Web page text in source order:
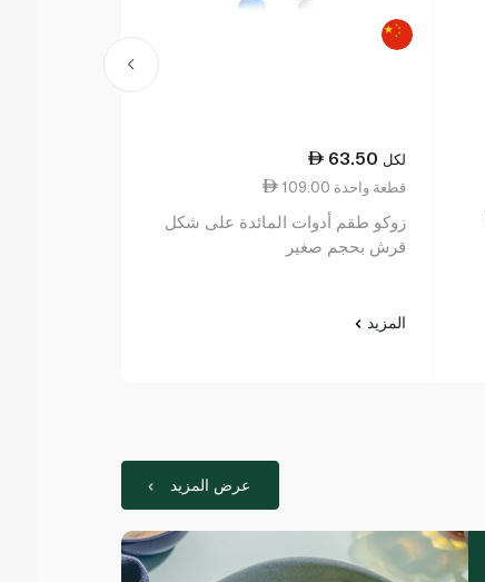
63.50 لكل
109.00 قطعة واحدة
زوكو طقم أدوات المائدة على شكل
قرش بحجم صغير
المزيد
عرض المزيد